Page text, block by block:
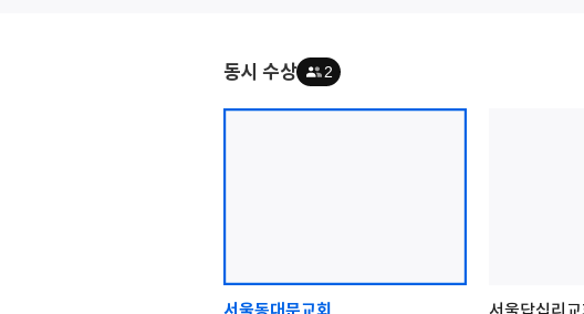
동시 수상 2
서울동대문교회 서울답십리교